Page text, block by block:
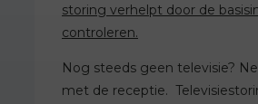
storing verhelpt door de
controleren.
Nog steeds geen televisie?
met de receptie.